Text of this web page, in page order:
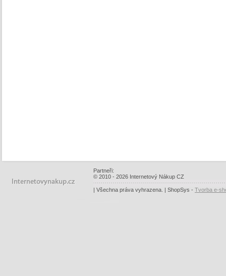
Partneři:
© 2010 - 2026 Internetový Nákup CZ
| Všechna práva vyhrazena. | ShopSys - Tvorba e-